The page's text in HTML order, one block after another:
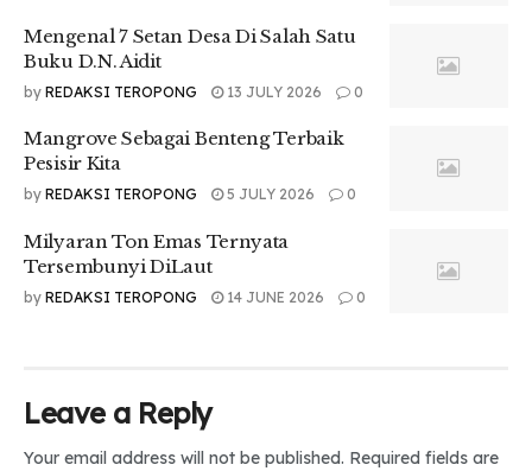
meminta dukungan dari orang lain. Ingat, kepercayaan diri
adalah sesuatu yang bisa dibangun seiring waktu,” ujarnya.
Berikut langkah menambah kepercayaan diri:
Mengenal 7 Setan Desa Di Salah Satu
Buku D.N. Aidit
by REDAKSI TEROPONG 13 JULY 2026 0
Mangrove Sebagai Benteng Terbaik
Pesisir Kita
by REDAKSI TEROPONG 5 JULY 2026 0
Milyaran Ton Emas Ternyata
Tersembunyi DiLaut
by REDAKSI TEROPONG 14 JUNE 2026 0
Leave a Reply
Your email address will not be published. Required fields are